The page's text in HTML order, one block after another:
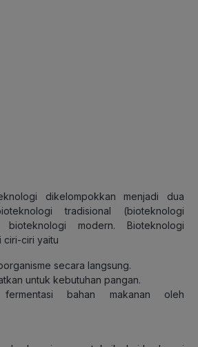
dikelompokkan menjadi dua
tradisional (bioteknologi
modern. Bioteknologi
ciri-ciri yaitu
secara langsung.
untuk kebutuhan pangan.
bahan makanan oleh